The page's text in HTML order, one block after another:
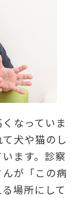
なっていま
犬や猫のし
ます。診察
が「この病
場所にして